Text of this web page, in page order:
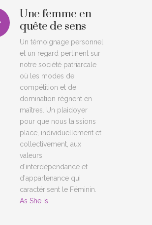
Une femme en
quête de sens
Un témoignage personnel
et un regard pertinent sur
notre société patriarcale
où les modes de
compétition et de
domination règnent en
maîtres. Un plaidoyer
pour que nous laissions
place, individuellement et
collectivement, aux
valeurs
d'interdépendance et
d'appartenance qui
caractérisent le Féminin.
As She Is